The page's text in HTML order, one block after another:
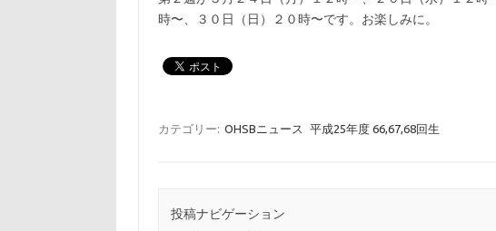
時〜、３０日（日）２０時〜です。お楽しみに。
カテゴリー: OHSBニュース 平成25年度 66,67,68回生
投稿ナビゲーション